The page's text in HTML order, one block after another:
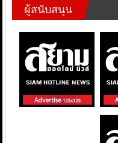
ผู้สนับสนุน